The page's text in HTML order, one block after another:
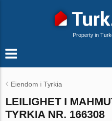
Property in
Eiendom i Tyrkia
LEILIGHET I
TYRKIA NR. 166308